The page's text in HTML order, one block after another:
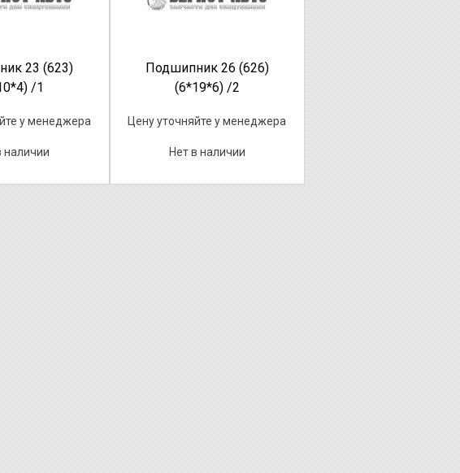
23 (623)
/1
у менеджера
наличии
Подшипник 26 (626)
(6*19*6) /2
Цену уточняйте у менеджера
Нет в наличии